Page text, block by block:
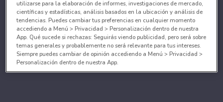
utilizarse para la elaboración de informes, investigaciones de mercado,
científicas y estadísticas, análisis basados en la ubicación y análisis de
tendencias. Puedes cambiar tus preferencias en cualquier momento
accediendo a Menú > Privacidad > Personalización dentro de nuestra
App. Qué sucede si rechazas: Seguirás viendo publicidad, pero será sobre
temas generales y probablemente no será relevante para tus intereses.
Siempre puedes cambiar de opinión accediendo a Menú > Privacidad >
Personalización dentro de nuestra App.